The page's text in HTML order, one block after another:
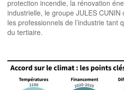
protection incendie, la rénovation
industrielle, le groupe JULES
les professionnels de l’industrie tant
du tertiaire.